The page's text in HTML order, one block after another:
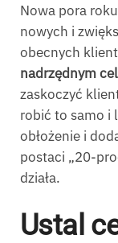
Nowa pora
nowych i
obecnych
nadrzędnym
zaskoczyć
robić to samo i
obłożenie i
postaci „20-
działa.
Ustal